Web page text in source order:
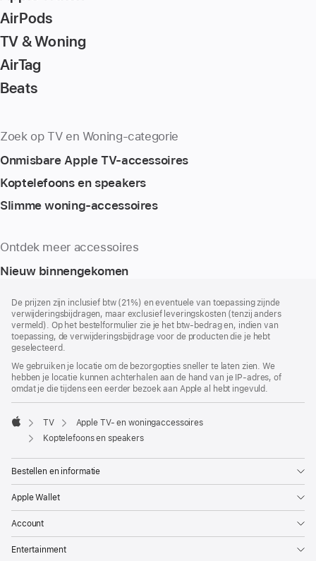
AirPods
TV & Woning
AirTag
Beats
Zoek op TV en Woning-categorie
Onmisbare Apple TV-accessoires
Koptelefoons en speakers
Slimme woning-accessoires
Ontdek meer accessoires
Nieuw binnengekomen
De prijzen zijn inclusief btw (21%) en eventuele van toepassing zijnde
verwijderingsbijdragen, maar exclusief leveringskosten (tenzij anders
vermeld). Op het bestelformulier zie je het btw-bedrag en, indien van
toepassing, de verwijderingsbijdrage voor de producten die je hebt
geselecteerd.
We gebruiken je locatie om de bezorgopties sneller te laten zien. We
hebben je locatie kunnen achterhalen aan de hand van je IP-adres, of
omdat je die tijdens een eerder bezoek aan Apple al hebt ingevuld.
Apple
TV
Apple TV- en woning­accessoires
Koptelefoons en speakers
Bestellen en informatie
Apple Wallet
Account
Entertainment